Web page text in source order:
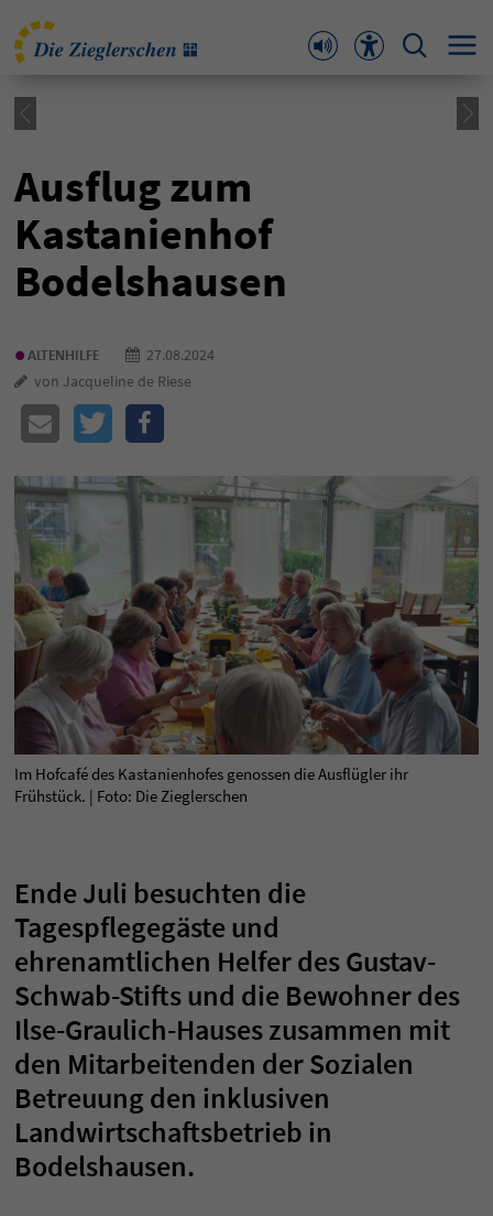
Ausflug zum
Kastanienhof
Bodelshausen
•ALTENHILFE
27.08.2024
von Jacqueline de Riese
Im Hofcafé des Kastanienhofes genossen die Ausflügler ihr
Frühstück. | Foto: Die Zieglerschen
Ende Juli besuchten die
Tagespflegegäste und
ehrenamtlichen Helfer des Gustav-
Schwab-Stifts und die Bewohner des
Ilse-Graulich-Hauses zusammen mit
den Mitarbeitenden der Sozialen
Betreuung den inklusiven
Landwirtschaftsbetrieb in
Bodelshausen.